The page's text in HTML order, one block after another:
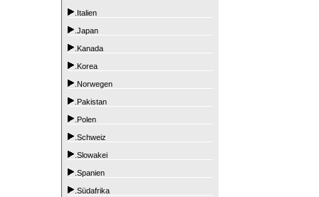
.Italien
.Japan
.Kanada
.Korea
.Norwegen
.Pakistan
.Polen
.Schweiz
.Slowakei
.Spanien
.Südafrika